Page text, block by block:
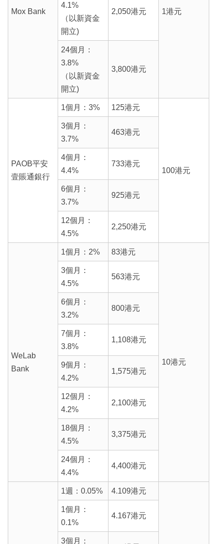
Mox Bank 1港元
4.1%
（以新資金
開立)
2,050港元
24個月：
3.8%
（以新資金
開立)
3,800港元
PAOB平安
壹賬通銀行
1個月：3% 125港元
100港元
3個月：
3.7%
463港元
4個月：
4.4%
733港元
6個月：
3.7%
925港元
12個月：
4.5%
2,250港元
WeLab
Bank
1個月：2% 83港元
10港元
3個月：
4.5%
563港元
6個月：
3.2%
800港元
7個月：
3.8%
1,108港元
9個月：
4.2%
1,575港元
12個月：
4.2%
2,100港元
18個月：
4.5%
3,375港元
24個月：
4.4%
4,400港元
1週：0.05% 4.109港元
1個月：
0.1%
4.167港元
3個月：